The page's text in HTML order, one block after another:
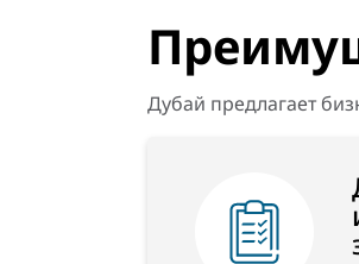
Дубай предлагает